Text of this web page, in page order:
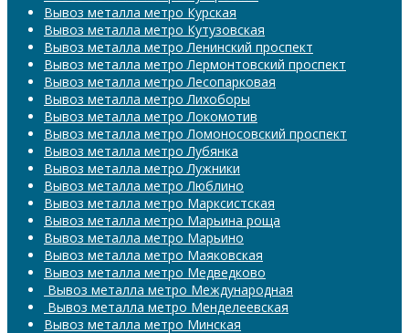
Вывоз металла метро Курская
Вывоз металла метро Кутузовская
Вывоз металла метро Ленинский проспект
Вывоз металла метро Лермонтовский проспект
Вывоз металла метро Лесопарковая
Вывоз металла метро Лихоборы
Вывоз металла метро Локомотив
Вывоз металла метро Ломоносовский проспект
Вывоз металла метро Лубянка
Вывоз металла метро Лужники
Вывоз металла метро Люблино
Вывоз металла метро Марксистская
Вывоз металла метро Марьина роща
Вывоз металла метро Марьино
Вывоз металла метро Маяковская
Вывоз металла метро Медведково
​​​​​​​ Вывоз металла метро Международная
​​​​​​​ Вывоз металла метро Менделеевская
Вывоз металла метро Минская